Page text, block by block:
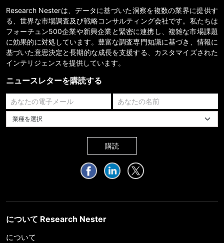
Research Nesterは、データに基づいた洞察を複数の業界に提供す
る、世界な市場調査及び戦略コンサルティング会社です。私たちは
フォーチュン500企業や新興企業と緊密に連携し、複雑な市場課題
に効果的に対処しています。豊富な調査専門知識に基づき、情報に
基づいた意思決定と長期的な成長を支援する、カスタマイズされた
インテリジェンスを提供しています。
ニュースレターを購読する
業種を選択してください
購読
について Research Nester
について